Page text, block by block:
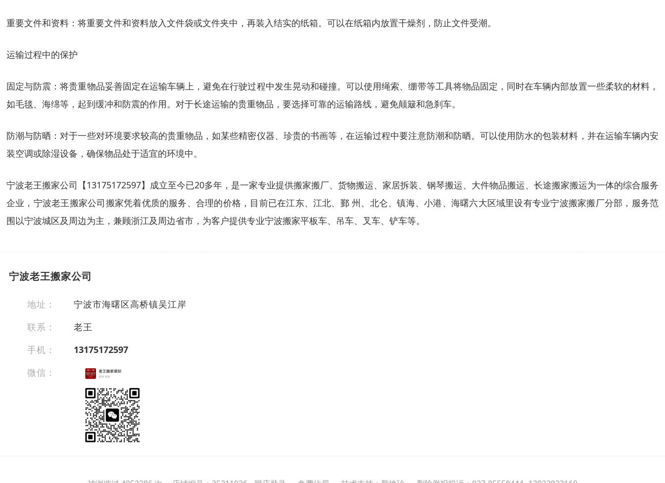
重要文件和资料：将重要文件和资料放入文件袋或文件夹中，再装入结实的纸箱。可以在纸箱内放置干燥剂，防止文件受潮。
运输过程中的保护
固定与防震：将贵重物品妥善固定在运输车辆上，避免在行驶过程中发生晃动和碰撞。可以使用绳索、绷带等工具将物品固定，同时在车辆内部放置一些柔软的材料，
如毛毯、海绵等，起到缓冲和防震的作用。对于长途运输的贵重物品，要选择可靠的运输路线，避免颠簸和急刹车。
防潮与防晒：对于一些对环境要求较高的贵重物品，如某些精密仪器、珍贵的书画等，在运输过程中要注意防潮和防晒。可以使用防水的包装材料，并在运输车辆内安
装空调或除湿设备，确保物品处于适宜的环境中。
宁波老王搬家公司【13175172597】成立至今已20多年，是一家专业提供搬家搬厂、货物搬运、家居拆装、钢琴搬运、大件物品搬运、长途搬家搬运为一体的综合服务
企业，宁波老王搬家公司搬家凭着优质的服务、合理的价格，目前已在江东、江北、鄞 州、北仑、镇海、小港、海曙六大区域里设有专业宁波搬家搬厂分部，服务范
围以宁波城区及周边为主，兼顾浙江及周边省市，为客户提供专业宁波搬家平板车、吊车、叉车、铲车等。
宁波老王搬家公司
地址：
宁波市海曙区高桥镇吴江岸
联系：
老王
手机：
13175172597
微信：